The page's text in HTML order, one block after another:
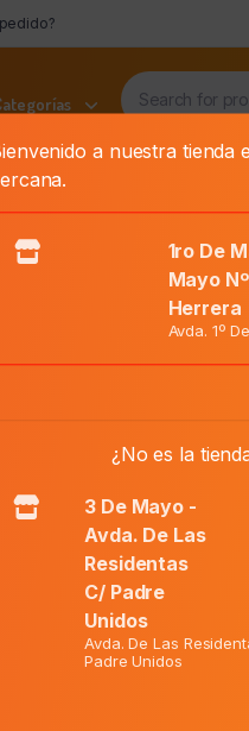
ROLL-ON
Protect X 50 Ml
a nuestra tienda
1ro De
Mayo
Herrera
Avda. 1º
¿No es la
3 De Mayo -
Avda. De Las
Residentas
C/ Padre
Unidos
Avda. De Las
Padre Unidos